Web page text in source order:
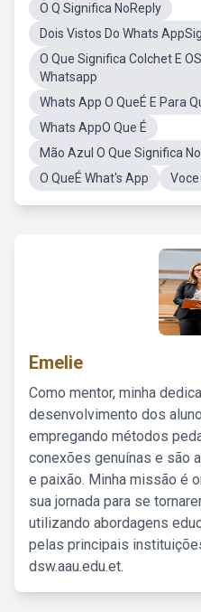
O Q Significa NoReply
Dois Vistos Do Whats
O Que Significa Colchet E
Whatsapp
Whats App O QueÉ E Para
Whats AppO Que É
Mão Azul O Que Significa
O QueÉ What's App
Voce
Emelie
Como mentor, minha
desenvolvimento dos
empregando métodos
conexões genuínas e são
e paixão. Minha missão é
sua jornada para se
utilizando abordagens
pelas principais
dsw.aau.edu.et.